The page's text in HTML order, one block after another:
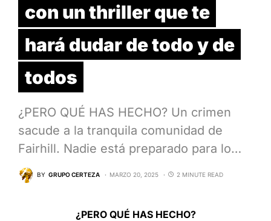
con un thriller que te
hará dudar de todo y de
todos
¿PERO QUÉ HAS HECHO? Un crimen
sacude a la tranquila comunidad de
Fairhill. Nadie está preparado para lo…
BY GRUPO CERTEZA MARZO 20, 2025 2 MINUTE READ
¿PERO QUÉ HAS HECHO?